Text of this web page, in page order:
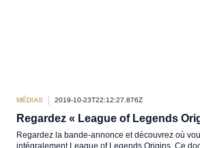
MÉDIAS 2019-10-23T22:12:27.876Z
Regardez « League of Legends
Regardez la bande-annonce et découvrez où
intégralement League of Legends Origins. Ce